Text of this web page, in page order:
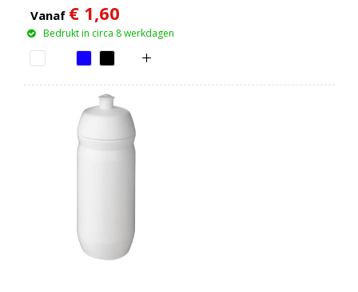
Vanaf € 1,60
Bedrukt in circa 8 werkdagen